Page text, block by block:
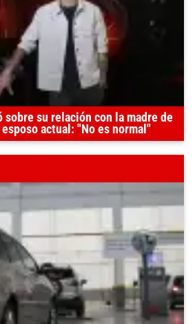
sobre su relación con la madre de
actual: "No es normal"